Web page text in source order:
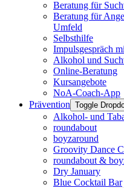
Beratung für
Beratung für
Umfeld
Selbsthilfe
Impulsgespräch
Alkohol und
Online-Beratung
Kursangebote
NoA-Coach-App
Prävention Toggle
Alkohol- und
roundabout
boyzaround
Groovity Dance
roundabout &
Dry January
Blue Cocktail Bar